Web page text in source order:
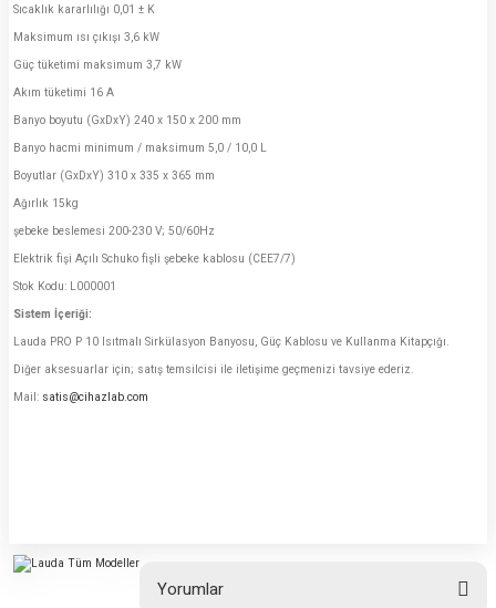
Sıcaklık kararlılığı 0,01 ± K
Maksimum ısı çıkışı 3,6 kW
Güç tüketimi maksimum 3,7 kW
Akım tüketimi 16 A
Banyo boyutu (GxDxY) 240 x 150 x 200 mm
Banyo hacmi minimum / maksimum 5,0 / 10,0 L
Boyutlar (GxDxY) 310 x 335 x 365 mm
Ağırlık 15kg
şebeke beslemesi 200-230 V; 50/60Hz
Elektrik fişi Açılı Schuko fişli şebeke kablosu (CEE7/7)
Stok Kodu: L000001
Sistem İçeriği:
Lauda PRO P 10 Isıtmalı Sirkülasyon Banyosu, Güç Kablosu ve Kullanma Kitapçığı.
Diğer aksesuarlar için; satış temsilcisi ile iletişime geçmenizi tavsiye ederiz.
Mail: satis@cihazlab.com
Yorumlar